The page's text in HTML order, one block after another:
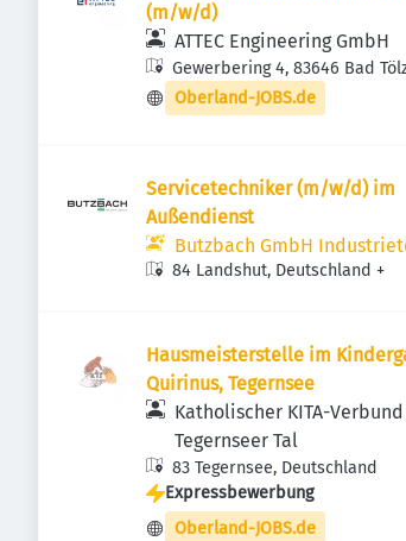
(m/w/d)
ATTEC Engineering GmbH
Gewerbering 4, 83646 Bad
Deutschland
Oberland-JOBS.de
Servicetechniker (m/w/d) im
Außendienst
Butzbach GmbH
84 Landshut, Deutschland +
Hausmeisterstelle im
Quirinus, Tegernsee
Katholischer KITA-Verbund
Tegernseer Tal
83 Tegernsee, Deutschland
Expressbewerbung
Oberland-JOBS.de